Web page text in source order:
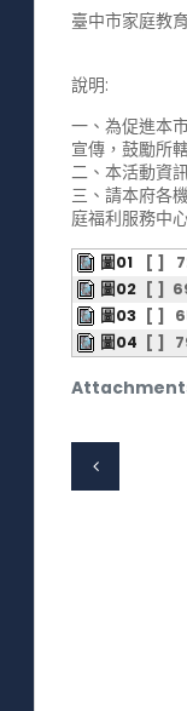
臺中市家庭教
說明:
一、為促進本
宣傳，鼓勵所
二、本活動資
三、請本府各
庭福利服務中
圖01 [ ]
圖02
[ ]
圖03
[ ]
圖04
[ ]